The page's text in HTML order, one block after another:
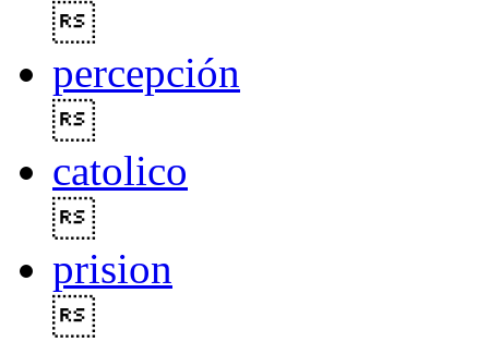
percepción
catolico
prision